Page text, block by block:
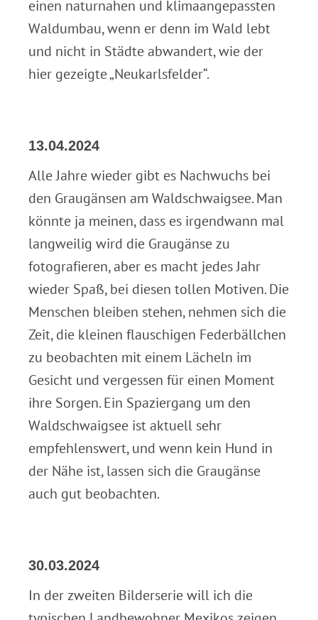
einen naturnahen und klimaangepassten
Waldumbau, wenn er denn im Wald lebt
und nicht in Städte abwandert, wie der
hier gezeigte „Neukarlsfelder“.
13.04.2024
Alle Jahre wieder gibt es Nachwuchs bei
den Graugänsen am Waldschwaigsee. Man
könnte ja meinen, dass es irgendwann mal
langweilig wird die Graugänse zu
fotografieren, aber es macht jedes Jahr
wieder Spaß, bei diesen tollen Motiven. Die
Menschen bleiben stehen, nehmen sich die
Zeit, die kleinen flauschigen Federbällchen
zu beobachten mit einem Lächeln im
Gesicht und vergessen für einen Moment
ihre Sorgen. Ein Spaziergang um den
Waldschwaigsee ist aktuell sehr
empfehlenswert, und wenn kein Hund in
der Nähe ist, lassen sich die Graugänse
auch gut beobachten.
30.03.2024
In der zweiten Bilderserie will ich die